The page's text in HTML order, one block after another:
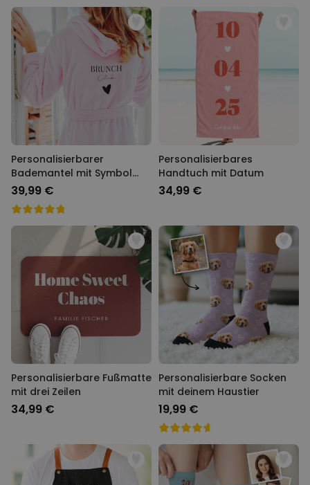
Personalisierbarer
Bademantel mit Symbol
und Text
39,99 €
Personalisierbares
Handtuch mit Datum
34,99 €
Personalisierbare Fußmatte
mit drei Zeilen
34,99 €
Personalisierbare Socken
mit deinem Haustier
19,99 €